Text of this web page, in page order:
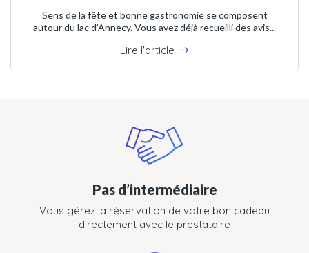
Sens de la fête et bonne gastronomie se composent
autour du lac d’Annecy. Vous avez déjà recueilli des avis...
Lire l'article
Pas d’intermédiaire
Vous gérez la réservation de votre bon cadeau
directement avec le prestataire